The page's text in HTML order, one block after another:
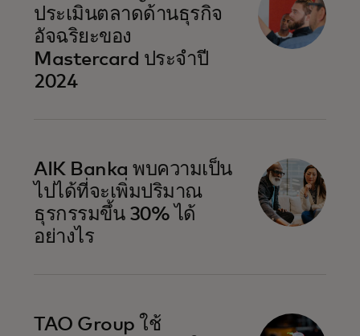
ประเมินตลาดด้านธุรกิจ
อัจฉริยะของ
Mastercard ประจำปี
2024
AIK Banka พบความเป็น
ไปได้ที่จะเพิ่มปริมาณ
ธุรกรรมขึ้น 30% ได้
อย่างไร
TAO Group ใช้